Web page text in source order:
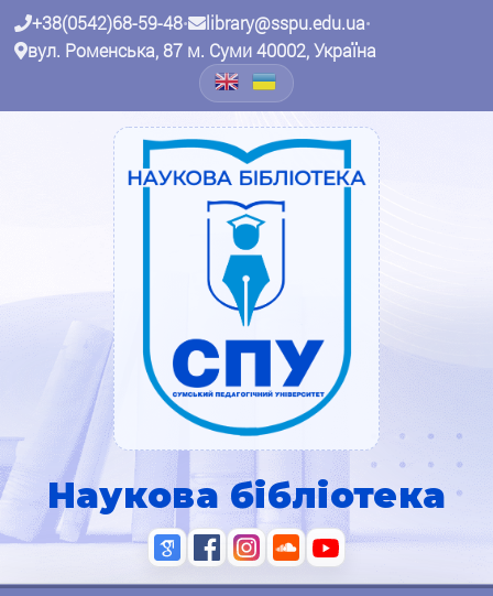
+38(0542)68-59-48• library@sspu.edu.ua•
вул. Роменська, 87 м. Суми 40002, Україна
Наукова бібліотека